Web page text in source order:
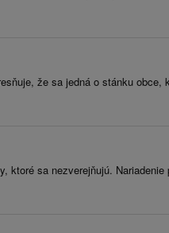
že sa jedná o stánku obce,
ktoré sa nezverejňujú. Nariadenie